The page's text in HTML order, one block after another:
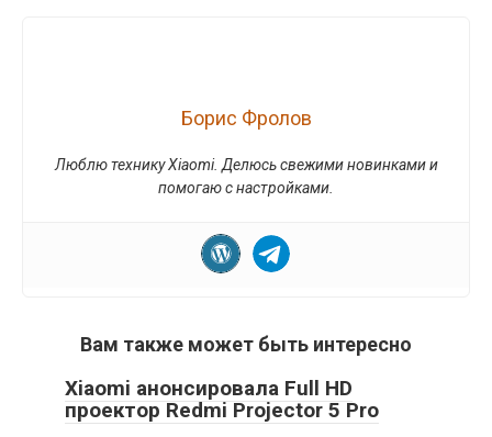
Борис Фролов
Люблю технику Xiaomi. Делюсь свежими новинками и
помогаю с настройками.
Вам также может быть интересно
Xiaomi анонсировала Full HD
проектор Redmi Projector 5 Pro